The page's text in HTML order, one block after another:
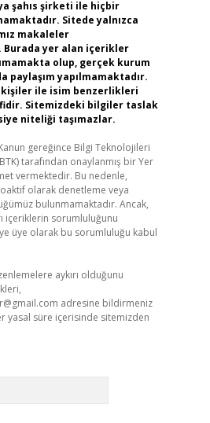
şahıs şirketi ile hiçbir
Sitede yalnızca
makaleler
Burada yer alan içerikler
olup, gerçek kurum
paylaşım yapılmamaktadır.
kişiler ile isim benzerlikleri
Sitemizdeki bilgiler taslak
niteliği taşımazlar.
Kanun gereğince Bilgi Teknolojileri
tarafından onaylanmış bir Yer
vermektedir. Bu nedenle,
olarak denetleme veya
bulunmamaktadır. Ancak,
içeriklerin sorumluluğunu
üye olarak bu sorumluluğu kabul
aykırı olduğunu
adresine bildirmeniz
yasal süre içerisinde sitemizden